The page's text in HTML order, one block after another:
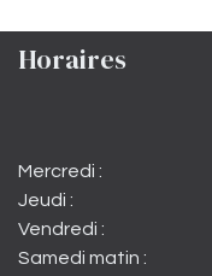
Horaires
Mercredi :
Jeudi :
Vendredi :
Samedi matin :